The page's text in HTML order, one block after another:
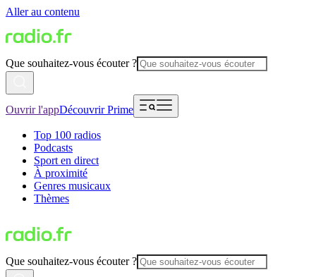
Aller au contenu
Que souhaitez-vous écouter ?
Ouvrir l'appDécouvrir Prime
Top 100 radios
Podcasts
Sport en direct
À proximité
Genres musicaux
Thèmes
Que souhaitez-vous écouter ?